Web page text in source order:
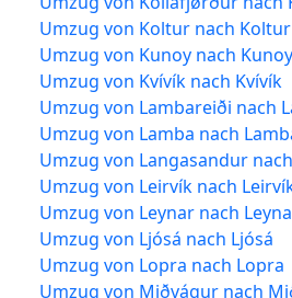
Umzug von Koltur nach Koltur
Umzug von Kunoy nach Kunoy
Umzug von Kvívík nach Kvívík
Umzug von Lambareiði nach
Umzug von Lamba nach
Umzug von Langasandur
Umzug von Leirvík nach
Umzug von Leynar nach
Umzug von Ljósá nach Ljósá
Umzug von Lopra nach Lopra
Umzug von Miðvágur nach